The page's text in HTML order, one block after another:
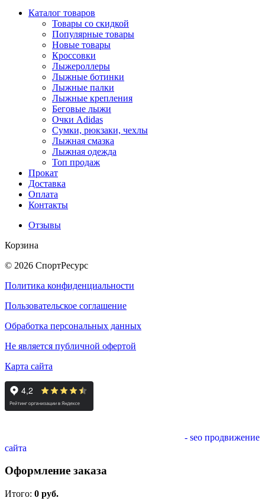
Каталог товаров
Товары со скидкой
Популярные товары
Новые товары
Кроссовки
Лыжероллеры
Лыжные ботинки
Лыжные палки
Лыжные крепления
Беговые лыжи
Очки Adidas
Сумки, рюкзаки, чехлы
Лыжная смазка
Лыжная одежда
Топ продаж
Прокат
Доставка
Оплата
Контакты
Отзывы
Корзина
© 2026 СпортРесурс
Политика конфиденциальности
Пользовательское соглашение
Обработка персональных данных
Не является публичной офертой
Карта сайта
- seo продвижение
сайта
Оформление заказа
Итого: 0 руб.